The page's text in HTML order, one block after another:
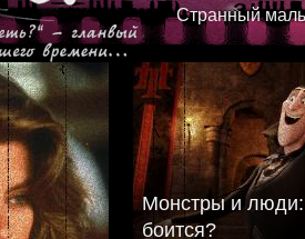
Странный
Монстры и люди:
боится?